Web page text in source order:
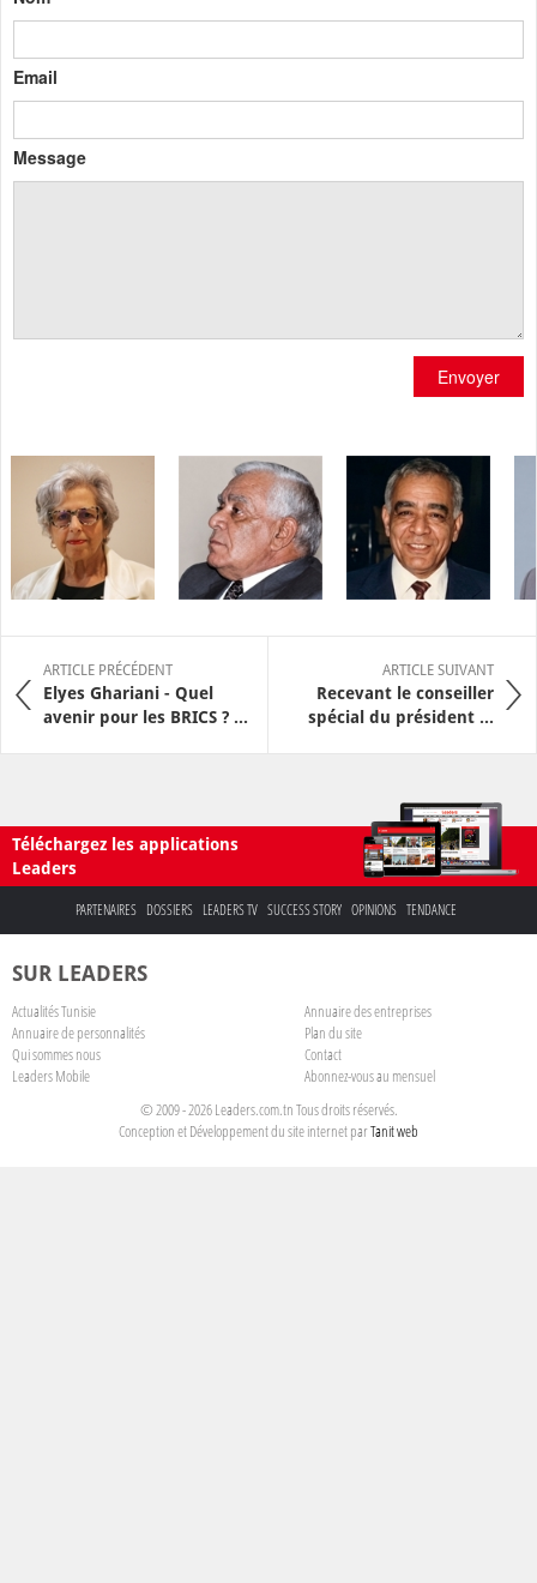
Email
Message
Envoyer
ARTICLE PRÉCÉDENT
Elyes Ghariani - Quel
avenir pour les BRICS ? ...
ARTICLE SUIVANT
Recevant le conseiller
spécial du président ...
Téléchargez les applications
Leaders
PARTENAIRES DOSSIERS LEADERS TV SUCCESS STORY OPINIONS TENDANCE
SUR LEADERS
Actualités Tunisie
Annuaire des entreprises
Annuaire de personnalités
Plan du site
Qui sommes nous
Contact
Leaders Mobile
Abonnez-vous au mensuel
© 2009 - 2026 Leaders.com.tn Tous droits réservés.
Conception et Développement du site internet parTanit web